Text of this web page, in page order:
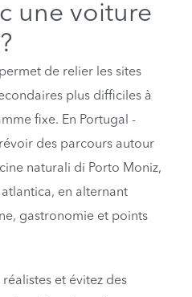
une voiture
de relier les sites
plus difficiles à
fixe. En Portugal -
des parcours autour
naturali di Porto Moniz,
en alternant
gastronomie et points
et évitez des